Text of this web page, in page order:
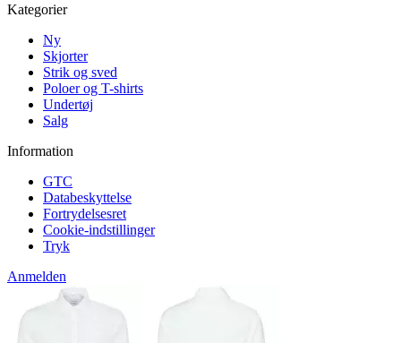
Kategorier
Ny
Skjorter
Strik og sved
Poloer og T-shirts
Undertøj
Salg
Information
GTC
Databeskyttelse
Fortrydelsesret
Cookie-indstillinger
Tryk
Anmelden